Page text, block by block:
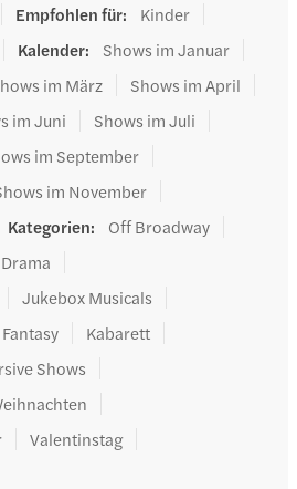
Empfohlen für:
Kinder
Kalender:
Shows im Januar
im März
Shows im April
im Juni
Shows im Juli
im September
im November
Kategorien:
Off Broadway
Drama
Jukebox Musicals
Fantasy
Kabarett
Shows
Valentinstag